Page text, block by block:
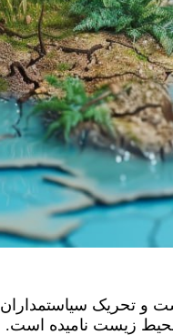
و تحریک سیاستمداران
زیست نامیده است.